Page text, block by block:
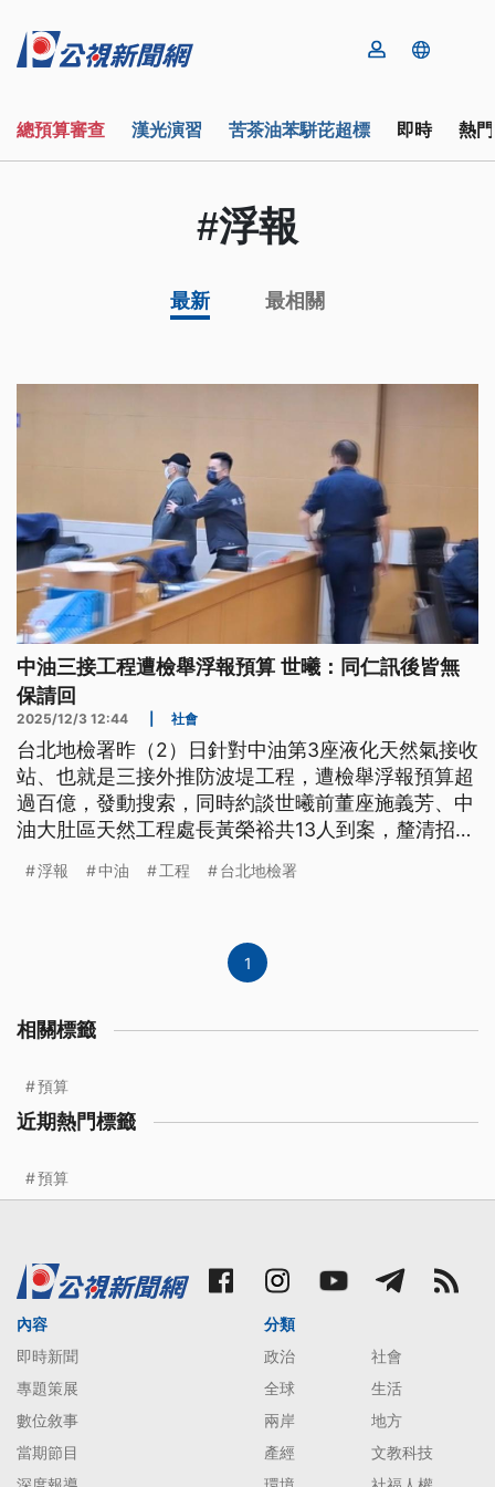
總預算審查 漢光演習 苦茶油苯駢芘超標 即時 熱
#浮報
最新 最相關
中油三接工程遭檢舉浮報預算 世曦：同仁訊後皆無
保請回
2025/12/3 12:44 社會
台北地檢署昨（2）日針對中油第3座液化天然氣接收
站、也就是三接外推防波堤工程，遭檢舉浮報預算超
過百億，發動搜索，同時約談世曦前董座施義芳、中
油大肚區天然工程處長黃榮裕共13人到案，釐清招標
示，公司均全力配合，同仁訊後皆獲無保請回。
浮報 中油 工程 台北地檢署
1
相關標籤
預算
近期熱門標籤
預算
內容
即時新聞
專題策展
數位敘事
當期節目
分類
政治
社會
全球
生活
兩岸
地方
產經
文教科技